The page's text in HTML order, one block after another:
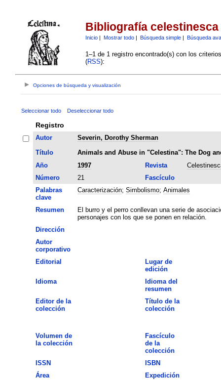
Bibliografía celestinesca
Inicio| Mostrar todo| Búsqueda simple| Búsqueda
1–1 de 1 registro encontrado(s) con los
(RSS):
Opciones de búsqueda y visualización
Seleccionar todo Deseleccionar todo
Registro
Autor
Severin, Dorothy Sherman
Título
Animals and Abuse in "Celestina": The Dog
Año
1997 Revista
Número
21
Fascículo
Palabras
clave
Caracterización; Simbolismo; Animales
Resumen
El burro y el perro conllevan una serie de
personajes con los que se ponen en relación.
Dirección
Autor
corporativo
Editorial
Lugar de
edición
Idioma
Idioma del
resumen
Editor de la
colección
Título de la
colección
Volumen de
la colección
Fascículo
de la
colección
ISSN
ISBN
Área
Expedición